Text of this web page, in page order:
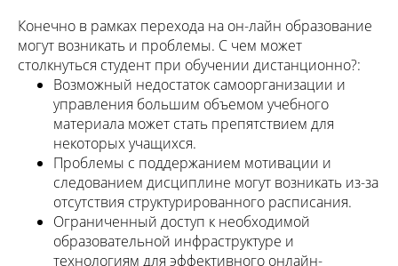
Конечно в рамках перехода на он-лайн образование
могут возникать и проблемы. С чем может
столкнуться студент при обучении дистанционно?:
Возможный недостаток самоорганизации и
управления большим объемом учебного
материала может стать препятствием для
некоторых учащихся.
Проблемы с поддержанием мотивации и
следованием дисциплине могут возникать из-за
отсутствия структурированного расписания.
Ограниченный доступ к необходимой
образовательной инфраструктуре и
технологиям для эффективного онлайн-